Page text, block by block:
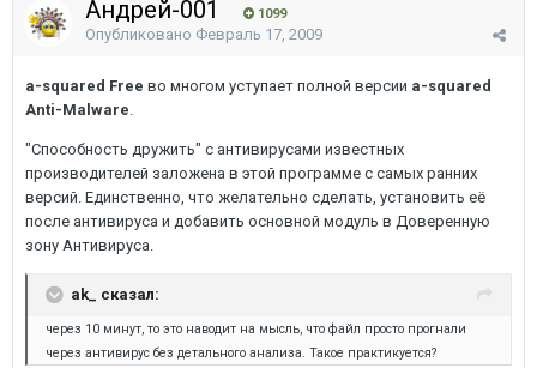
Андрей-001 1099
Опубликовано Февраль 17, 2009
a-squared Free во многом уступает полной версии a-squared
Anti-Malware.
"Способность дружить" с антивирусами известных
производителей заложена в этой программе с самых ранних
версий. Единственно, что желательно сделать, установить её
после антивируса и добавить основной модуль в Доверенную
зону Антивируса.
ak_ сказал:
через 10 минут, то это наводит на мысль, что файл просто прогнали
через антивирус без детального анализа. Такое практикуется?